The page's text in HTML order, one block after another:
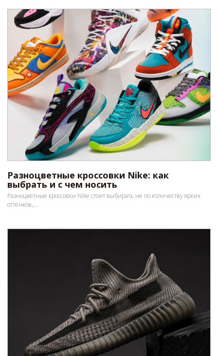
Разноцветные кроссовки Nike: как
выбрать и с чем носить
Разноцветные кроссовки Nike стоит выбирать не по количеству ярких
оттенков,...